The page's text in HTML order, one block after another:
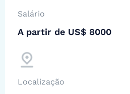
Salário
A partir de US$ 8000
Localização